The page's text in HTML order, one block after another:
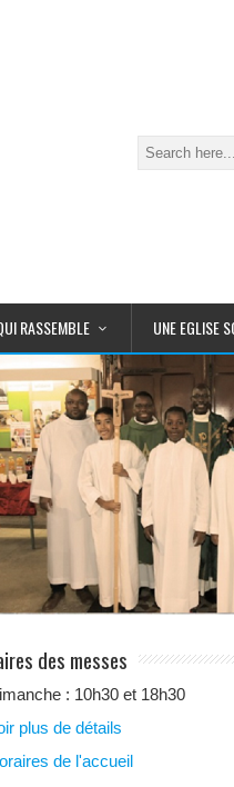
RASSEMBLE UNE EGLISE
des messes
: 10h30 et 18h30
plus de détails
de l'accueil